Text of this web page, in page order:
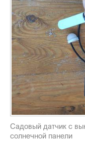
Садовый датчик с
солнечной панели